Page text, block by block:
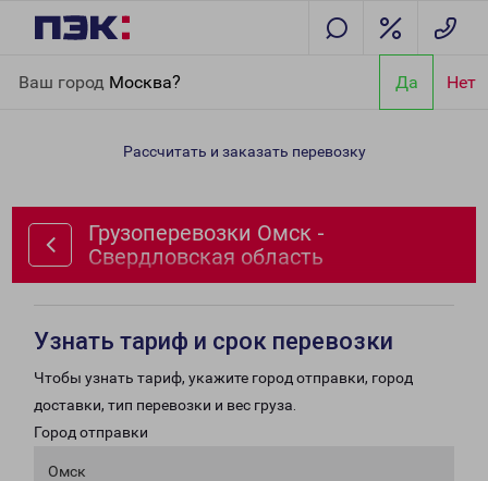
Ваш город Москва? Да Нет
область
Рассчитать и заказать перевозку
Грузоперевозки Омск -
Свердловская область
Узнать тариф и срок перевозки
Чтобы узнать тариф, укажите город отправки, город
доставки, тип перевозки и вес груза.
Город отправки
Омск